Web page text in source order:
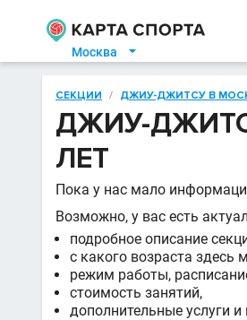
Москва 
СЕКЦИИ / ДЖИУ-ДЖИТСУ В
ДЖИУ-
ЛЕТ
Пока у нас мало
Возможно, у вас есть
подробное описание
с какого возраста здесь
режим работы,
стоимость занятий,
дополнительные услуги